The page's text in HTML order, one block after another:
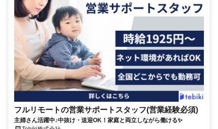
フルリモートの営業サポートスタッフ(営業経験必須)
主婦さん活躍中♪中抜け・送迎OK！家庭と両立しながら働ける✨